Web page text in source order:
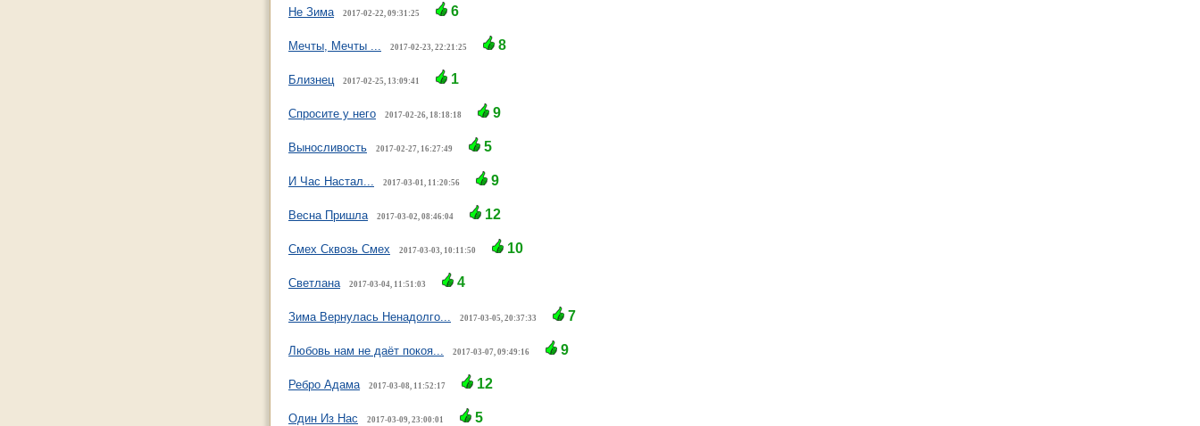
Не Зима 2017-02-22, 09:31:25 6
Мечты, Мечты ... 2017-02-23, 22:21:25 8
Близнец 2017-02-25, 13:09:41 1
Спросите у него 2017-02-26, 18:18:18 9
Выносливость 2017-02-27, 16:27:49 5
И Час Настал... 2017-03-01, 11:20:56 9
Весна Пришла 2017-03-02, 08:46:04 12
Смех Сквозь Смех 2017-03-03, 10:11:50 10
Светлана 2017-03-04, 11:51:03 4
Зима Вернулась Ненадолго... 2017-03-05, 20:37:33 7
Любовь нам не даёт покоя... 2017-03-07, 09:49:16 9
Ребро Адама 2017-03-08, 11:52:17 12
Один Из Нас 2017-03-09, 23:00:01 5